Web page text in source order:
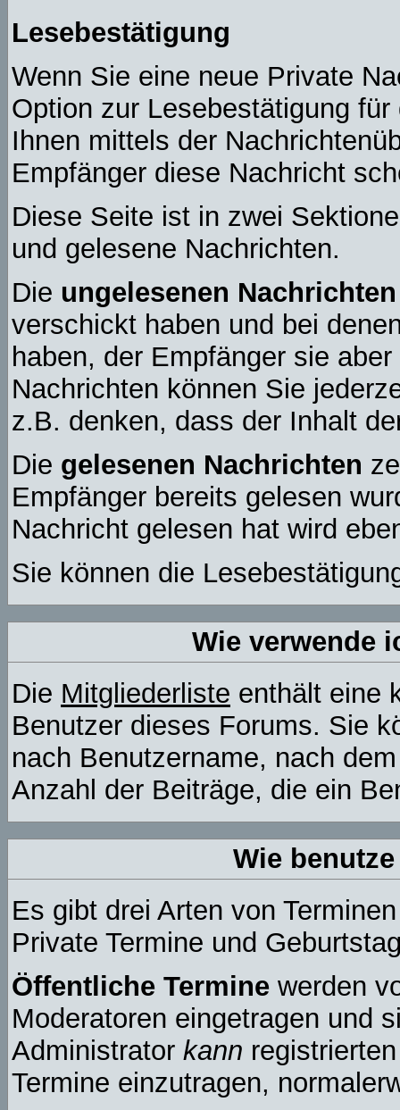
Lesebestätigung
Wenn Sie eine neue Private
Option zur Lesebestätigung
Ihnen mittels der
Empfänger diese Nachricht
Diese Seite ist in zwei
und gelesene Nachrichten.
Die ungelesenen Nachrichten
verschickt haben und bei
haben, der Empfänger sie
Nachrichten können Sie
z.B. denken, dass der Inhalt
Die gelesenen Nachrichten
Empfänger bereits gelesen
Nachricht gelesen hat wird
Sie können die
Wie verwende
Die Mitgliederliste enthält eine
Benutzer dieses Forums. Sie
nach Benutzername, nach
Anzahl der Beiträge, die ein
Wie
Es gibt drei Arten von
Private Termine und
Öffentliche Termine werden
Moderatoren eingetragen und
Administrator kann
Termine einzutragen,